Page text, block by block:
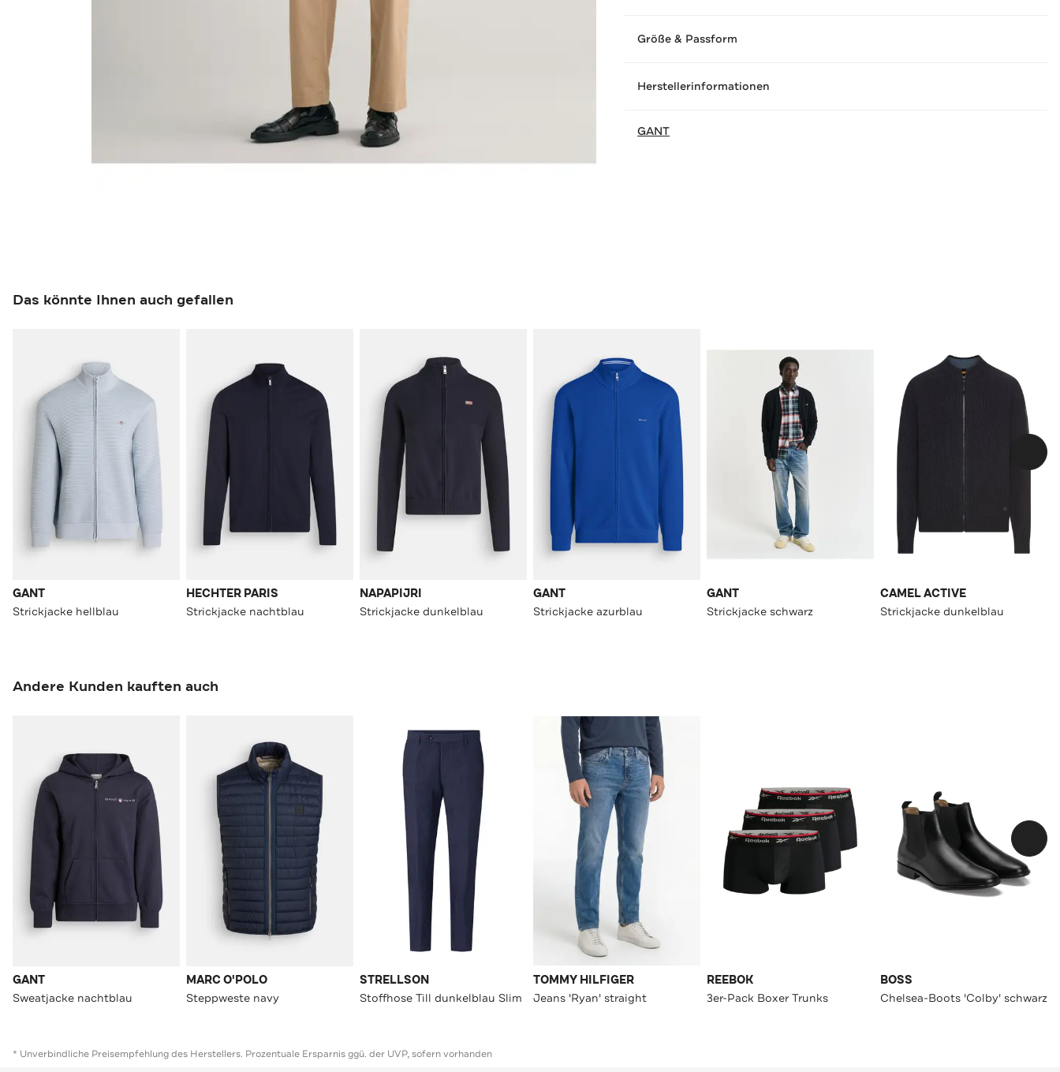
Größe & Passform
Herstellerinformationen
GANT
Das könnte Ihnen auch gefallen
GANT
Strickjacke hellblau
HECHTER PARIS
Strickjacke nachtblau
NAPAPIJRI
Strickjacke dunkelblau
GANT
Strickjacke azurblau
GANT
Strickjacke schwarz
CAMEL ACTIVE
Strickjacke dunkelblau
Andere Kunden kauften auch
GANT
Sweatjacke nachtblau
MARC O'POLO
Steppweste navy
STRELLSON
Stoffhose Till dunkelblau Slim
TOMMY HILFIGER
Jeans 'Ryan' straight
REEBOK
3er-Pack Boxer Trunks
BOSS
Chelsea-Boots 'Colby' schwarz
* Unverbindliche Preisempfehlung des Herstellers. Prozentuale Ersparnis ggü. der UVP, sofern vorhanden